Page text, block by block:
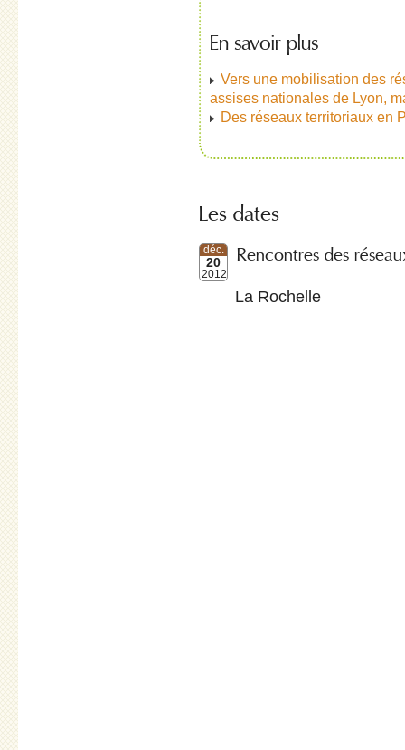
En savoir plus
Vers une mobilisation des
assises nationales de Lyon,
Des réseaux territoriaux en
Les dates
déc.
20
2012
Rencontres des
La Rochelle